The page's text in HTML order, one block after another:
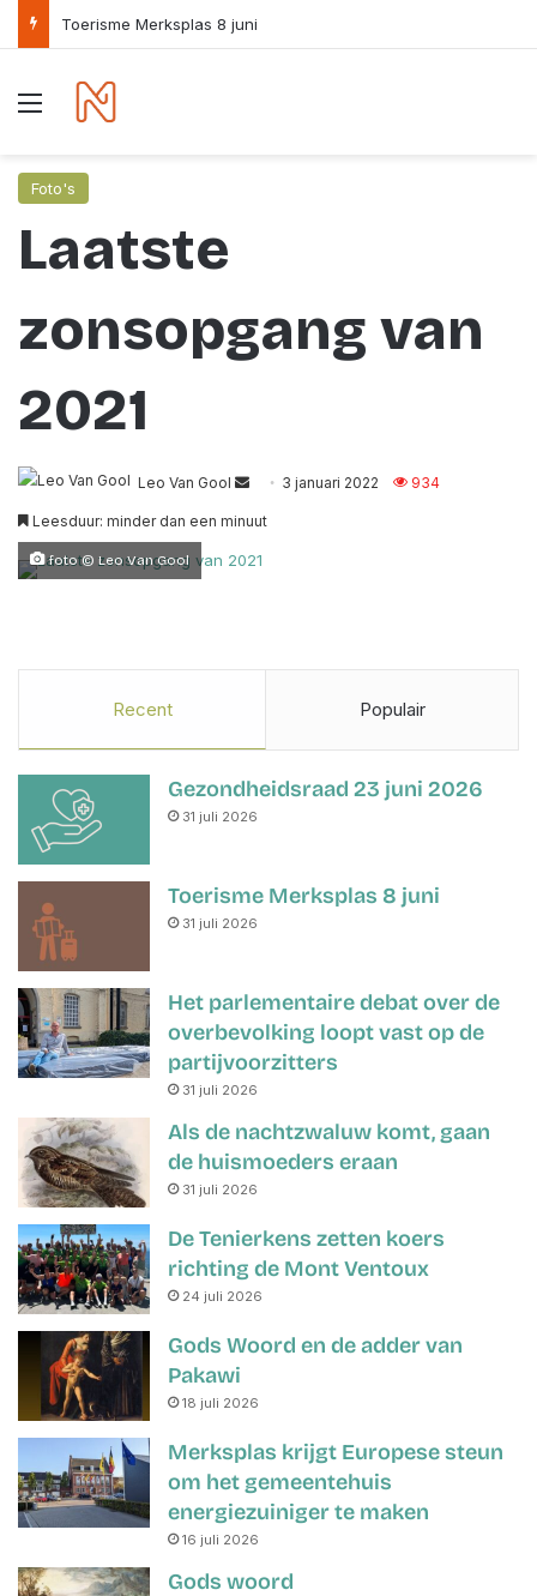
Toerisme Merksplas 8 juni
Menu
Foto's
Laatste
zonsopgang van
2021
Leo Van Gool
d
3 januari 2022 934
Leesduur: minder dan een minuut
foto © Leo Van Gool
Recent Populair
Gezondheidsraad 23 juni 2026
31 juli 2026
Toerisme Merksplas 8 juni
31 juli 2026
Het parlementaire debat over de
overbevolking loopt vast op de
partijvoorzitters
31 juli 2026
Als de nachtzwaluw komt, gaan
de huismoeders eraan
31 juli 2026
De Tenierkens zetten koers
richting de Mont Ventoux
24 juli 2026
Gods Woord en de adder van
Pakawi
18 juli 2026
Merksplas krijgt Europese steun
om het gemeentehuis
energiezuiniger te maken
16 juli 2026
Gods woord